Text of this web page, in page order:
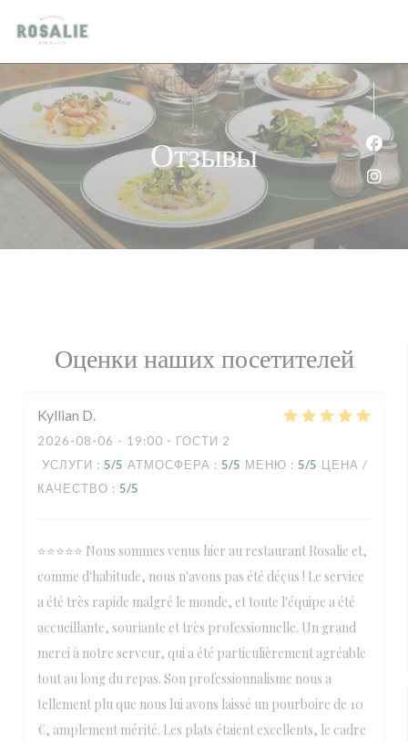
Панель управления cookies
Отзывы
Оценки наших посетителей
Kyllian D
2026-08-06 - 19:00 - ГОСТИ 2
УСЛУГИ : 5/5 АТМОСФЕРА : 5/5 МЕНЮ : 5/5 ЦЕНА /
КАЧЕСТВО : 5/5
⭐⭐⭐⭐⭐ Nous sommes venus hier au restaurant Rosalie et,
comme d'habitude, nous n'avons pas été déçus ! Le service
a été très rapide malgré le monde, et toute l'équipe a été
accueillante, souriante et très professionnelle. Un grand
merci à notre serveur, qui a été particulièrement agréable
tout au long du repas. Son professionnalisme nous a
tellement plu que nous lui avons laissé un pourboire de 10
€, amplement mérité. Les plats étaient excellents, le cadre